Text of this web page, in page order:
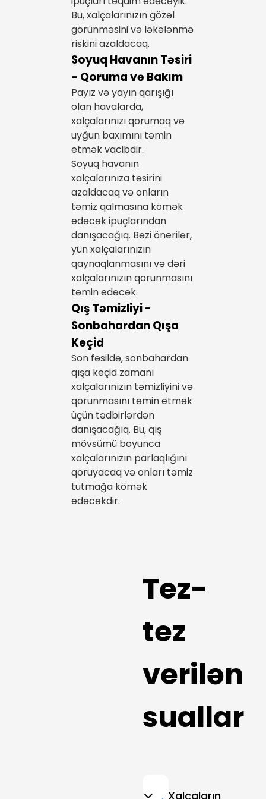
Bu, xalçalarınızın gözəl
görünməsini və ləkələnmə
riskini azaldacaq.
Soyuq Havanın Təsiri
- Qoruma və Bakım
Payız və yayın qarışığı
olan havalarda,
xalçalarınızı qorumaq və
uyğun baxımını təmin
etmək vacibdir.
Soyuq havanın
xalçalarınıza təsirini
azaldacaq və onların
təmiz qalmasına kömək
edəcək ipuçlarından
danışacağıq. Bəzi önerilər,
yün xalçalarınızın
qaynaqlanmasını və dəri
xalçalarınızın qorunmasını
təmin edəcək.
Qış Təmizliyi -
Sonbahardan Qışa
Keçid
Son fəsildə, sonbahardan
qışa keçid zamanı
xalçalarınızın təmizliyini və
qorunmasını təmin etmək
üçün tədbirlərdən
danışacağıq. Bu, qış
mövsümü boyunca
xalçalarınızın parlaqlığını
qoruyacaq və onları təmiz
tutmağa kömək
edəcəkdir.
Tez-
tez
verilən
suallar
Xalçaların